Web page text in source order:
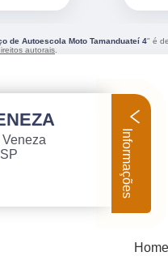
autorais
Informações